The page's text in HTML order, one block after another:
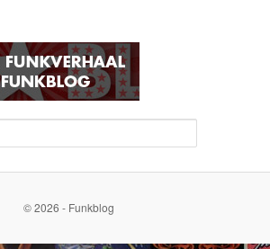
© 2026 - Funkblog